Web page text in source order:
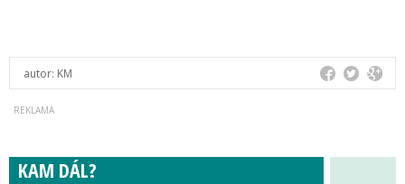
autor: KM
KAM DÁL?